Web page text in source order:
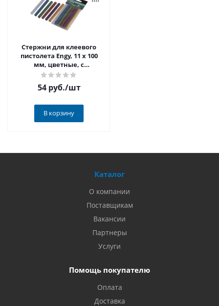
Стержни для клеевого
пистолета Engy, 11 x 100
мм, цветные, с
блестками, 6 шт 220907
РАСПРОДАЖА
54 руб./шт
В корзину
Каталог
О компании
Поставщикам
Вакансии
Партнеры
Услуги
Помощь покупателю
Оплата
Доставка